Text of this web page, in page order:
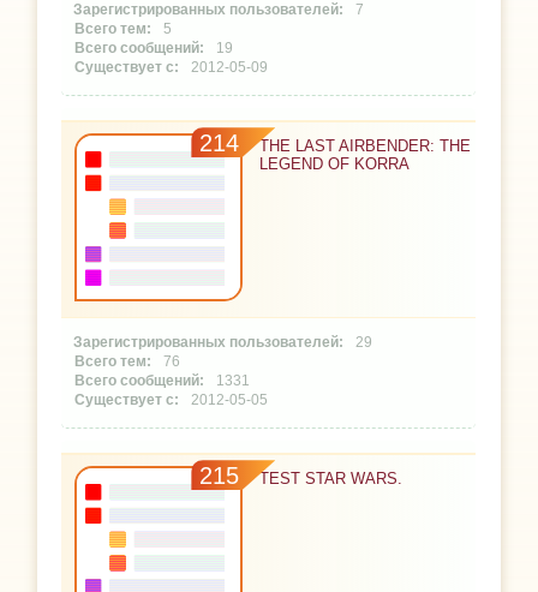
7
5
19
2012-05-09
214
THE LAST AIRBENDER: THE
LEGEND OF KORRA
29
76
1331
2012-05-05
215 TEST STAR WARS.